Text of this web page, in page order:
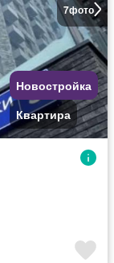
7фото
Новостройка
Квартира